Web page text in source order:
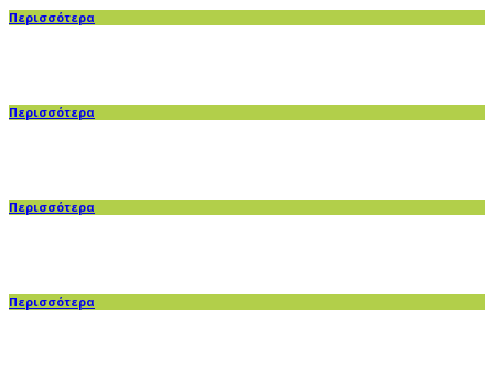
Περισσότερα
Περισσότερα
Περισσότερα
Περισσότερα